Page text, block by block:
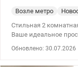
Возле метро
Стильная 2
Ваше идеальное
готовая к жизни
Обновлено: 30.07.2026